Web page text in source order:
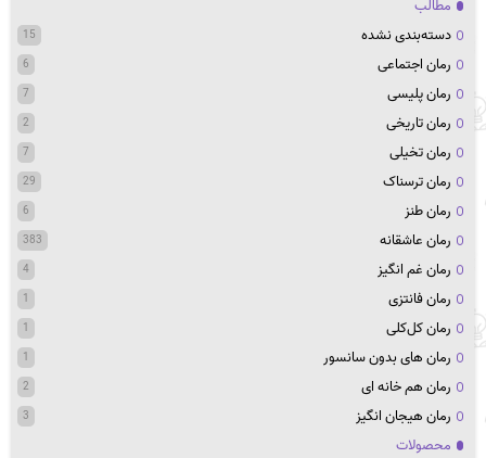
مطالب
دسته‌بندی نشده
15
رمان اجتماعی 6
رمان پلیسی 7
رمان تاریخی 2
رمان تخیلی 7
رمان ترسناک 29
رمان طنز 6
رمان عاشقانه 383
رمان غم انگیز 4
رمان فانتزی 1
رمان کل‌کلی 1
رمان های بدون سانسور 1
رمان هم خانه ای 2
رمان هیجان انگیز 3
محصولات